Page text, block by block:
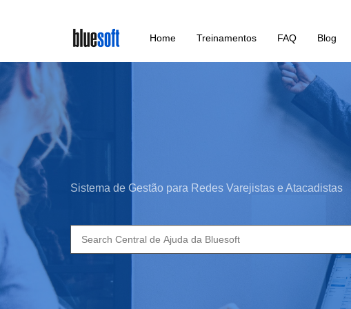
main
content
Home Treinamentos FAQ Blog
Sistema de Gestão para Redes Varejistas e Atacadistas
Search
for: